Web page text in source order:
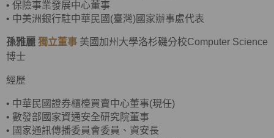
• 保險事業發展中心董事
• 中美洲銀行駐中華民國(臺灣)國家辦事處代表
孫雅麗 獨立董事 美國加州大學洛杉磯分校Computer Science
博士
經歷
• 中華民國證券櫃檯買賣中心董事(現任)
• 數發部國家資通安全研究院董事
• 國家通訊傳播委員會委員、資安長